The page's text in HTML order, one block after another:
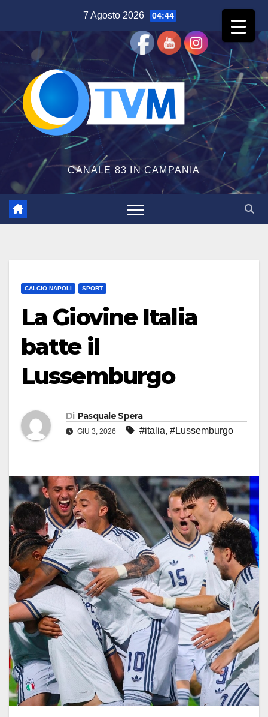
contenuto
7 Agosto 2026 04:44
CANALE 83 IN CAMPANIA
CALCIO NAPOLI SPORT
La Giovine Italia
batte il
Lussemburgo
Di Pasquale Spera
GIU 3, 2026 #italia, #Lussemburgo